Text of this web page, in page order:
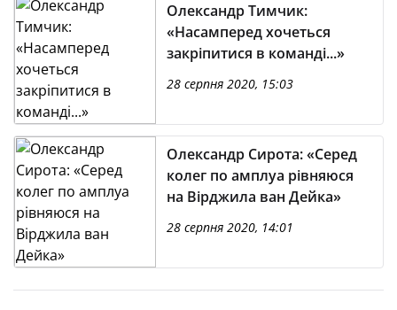
Олександр Тимчик:
«Насамперед хочеться
закріпитися в команді...»
28 серпня 2020, 15:03
Олександр Сирота: «Серед
колег по амплуа рівняюся
на Вірджила ван Дейка»
28 серпня 2020, 14:01